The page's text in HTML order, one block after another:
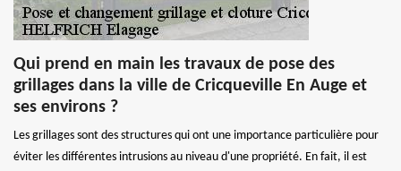
Qui prend en main les travaux de pose des
grillages dans la ville de Cricqueville En Auge et
ses environs ?
Les grillages sont des structures qui ont une importance particulière pour
éviter les différentes intrusions au niveau d'une propriété. En fait, il est